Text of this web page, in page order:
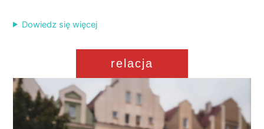
Dowiedz się więcej
relacja